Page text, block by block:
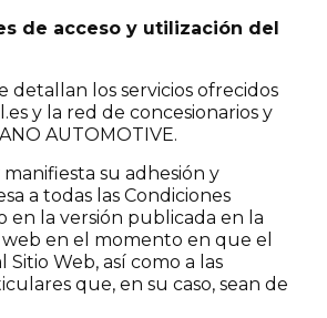
de acceso y utilización del
detallan los servicios ofrecidos
y la red de concesionarios y
AUTOMOTIVE.
su adhesión y
a todas las Condiciones
en la versión publicada en la
en el momento en que el
Sitio Web, así como a las
que, en su caso, sean de